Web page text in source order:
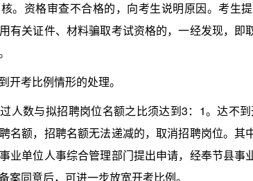
。资格审查不合格的，向考生说明原因。考生
有关证件、材料骗取考试资格的，一经发现，
考比例情形的处理。
数与拟招聘岗位名额之比须达到3：1。达不到
名额，招聘名额无法递减的，取消招聘岗位。
业单位人事综合管理部门提出申请，经奉节县
案同意后，可进一步放宽开考比例。